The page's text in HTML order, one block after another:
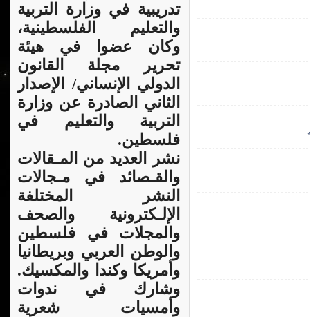
تدريبية في وزارة التربية
والتعليم الفلسطينية،
وكان عضوا في هيئة
تحرير مجلة القانون
الدولي الإنساني/ الإصدار
الثاني الصادرة عن وزارة
التربية والتعليم في
فلسطين.
نشر العديد من المـقالات
والقـصائد في مـجالات
النشر المختلفة
الإلـكترونية والصحف
والمجلات في فلسطين
والوطن العربي وبريطانيا
وأمريكا وكندا والمكسيك.
وشارك في ندوات
وأمسيات شعرية